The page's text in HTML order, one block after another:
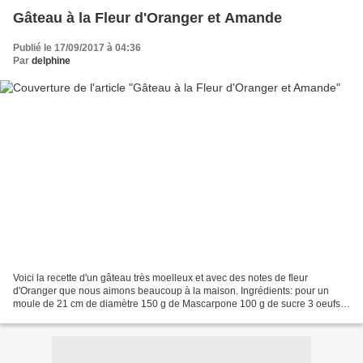
Gâteau à la Fleur d'Oranger et Amande
Publié le 17/09/2017 à 04:36
Par delphine
Voici la recette d'un gâteau très moelleux et avec des notes de fleur
d'Oranger que nous aimons beaucoup à la maison. Ingrédients: pour un
moule de 21 cm de diamètre 150 g de Mascarpone 100 g de sucre 3 oeufs